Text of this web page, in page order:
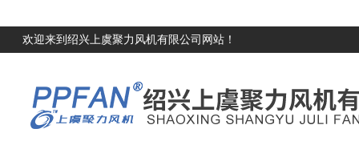
欢迎来到绍兴上虞聚力风机有限公司网站！